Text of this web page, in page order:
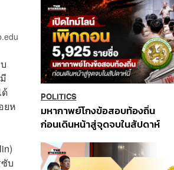
ยห
บ
POLITICS
มหากาพย์โกงข้อสอบท้องถิ่น
ก่อนเดินหน้าสู่จุดจบในสัปดาห์